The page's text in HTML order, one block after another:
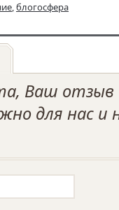
,блогосфера
Ваш отзыв
для нас и